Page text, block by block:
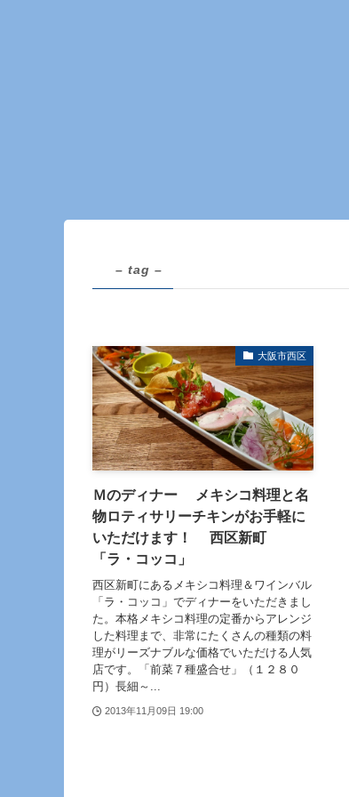
– tag –
大阪市西区
Ｍのディナー メキシコ料理と名
物ロティサリーチキンがお手軽に
いただけます！ 西区新町
「ラ・コッコ」
西区新町にあるメキシコ料理＆ワインバル
「ラ・コッコ」でディナーをいただきまし
た。本格メキシコ料理の定番からアレンジ
した料理まで、非常にたくさんの種類の料
理がリーズナブルな価格でいただける人気
店です。「前菜７種盛合せ」（１２８０
円）長細～...
2013年11月09日 19:00